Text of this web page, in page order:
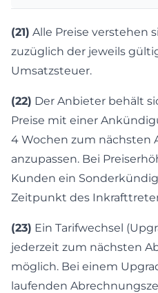
(21) Alle Preise verstehen
zuzüglich der jeweils
Umsatzsteuer.
(22) Der Anbieter behält
Preise mit einer
4 Wochen zum nächsten
anzupassen. Bei
Kunden ein
Zeitpunkt des
(23) Ein Tarifwechsel
jederzeit zum nächsten
möglich. Bei einem
laufenden